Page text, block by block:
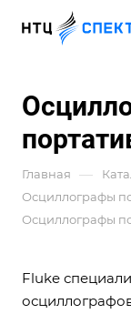
Главная —
Осциллографы
Осциллографы
Fluke